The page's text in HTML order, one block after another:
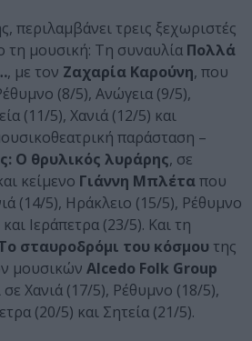
περιλαμβάνει τρεις ξεχωριστές
τη μουσική: Tη συναυλία Πολλά
, με τον Ζαχαρία Καρούνη, που
(8/5), Ανώγεια (9/5),
(11/5), Χανιά (12/5) και
παράσταση –
O θρυλικός λυράρης, σε
κείμενο Γιάννη Μπλέταπου
(14/5), Ηράκλειο (15/5), Ρέθυμνο
Ιεράπετρα (23/5). Και τη
σταυροδρόμι του κόσμου της
μουσικών Alcedo Folk Group
Χανιά (17/5), Ρέθυμνο (18/5),
(20/5) και Σητεία (21/5).